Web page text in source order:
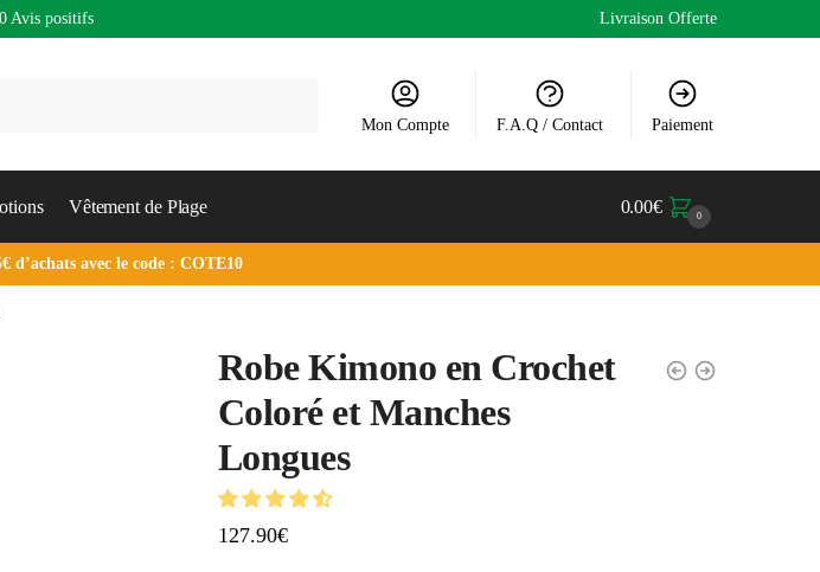
Avis positifs Livraison Offerte
Mon Compte F.A.Q / Contact Paiement
Vêtement de Plage 0.00€ 0
d’achats avec le code : COTE10
Robe Kimono en Crochet
Coloré et Manches
Longues
127.90€